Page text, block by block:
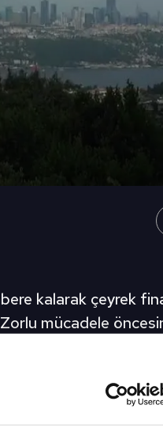
kalarak çeyrek
mücadele
hesabından
Sizi çok
haberleri